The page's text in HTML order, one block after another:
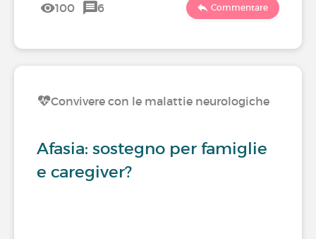
100 6 Commentare
Convivere con le malattie neurologiche
Afasia: sostegno per famiglie
e caregiver?